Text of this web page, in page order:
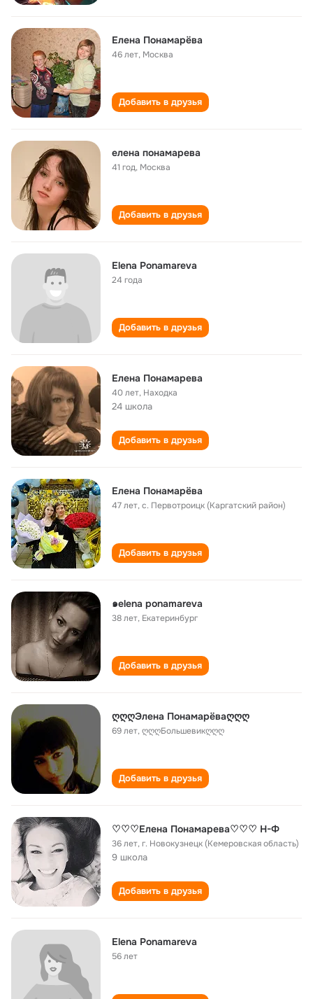
Елена Понамарёва
46 лет, Москва
Добавить в друзья
елена понамарева
41 год, Москва
Добавить в друзья
Elena Ponamareva
24 года
Добавить в друзья
Елена Понамарева
40 лет, Находка
24 школа
Добавить в друзья
Елена Понамарёва
47 лет,с. Первотроицк (Каргатский район)
Добавить в друзья
๑elena ponamareva
38 лет, Екатеринбург
Добавить в друзья
ღღღЭлена Понамарёваღღღ
69 лет,ღღღБольшевикღღღ
Добавить в друзья
♡♡♡Елена Понамарева♡♡♡ Н-Ф
36 лет,г. Новокузнецк (Кемеровская область)
9 школа
Добавить в друзья
Elena Ponamareva
56 лет